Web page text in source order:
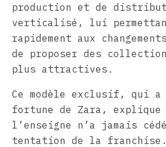
production et de
verticalisé, lui
rapidement aux
de proposer des
plus attractives.
Ce modèle exclusif, qui
fortune de Zara, explique
l’enseigne n’a jamais
tentation de la franchise.